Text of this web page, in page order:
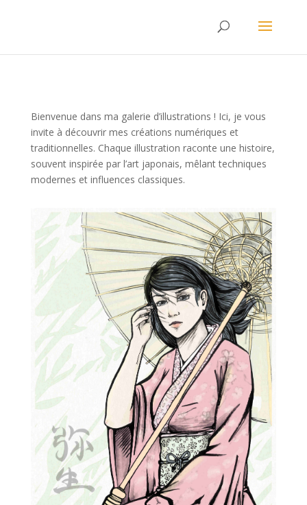
Bienvenue dans ma galerie d’illustrations ! Ici, je vous
invite à découvrir mes créations numériques et
traditionnelles. Chaque illustration raconte une histoire,
souvent inspirée par l’art japonais, mêlant techniques
modernes et influences classiques.